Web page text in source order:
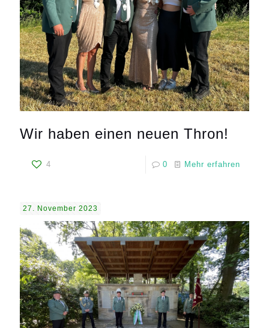
Wir haben einen neuen Thron!
4 0 Mehr erfahren
27. November 2023